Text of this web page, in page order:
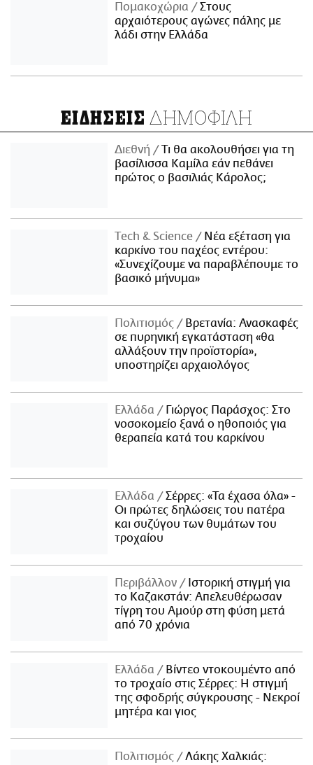
Πομακοχώρια
Στους
αρχαιότερους αγώνες πάλης με
λάδι στην Ελλάδα
ΕΙΔΗΣΕΙΣ ΔΗΜΟΦΙΛΗ
Διεθνή
Τι θα ακολουθήσει για τη
βασίλισσα Καμίλα εάν πεθάνει
πρώτος ο βασιλιάς Κάρολος;
Τech & Science
Νέα εξέταση για
καρκίνο του παχέος εντέρου:
«Συνεχίζουμε να παραβλέπουμε το
βασικό μήνυμα»
Πολιτισμός
Βρετανία: Ανασκαφές
σε πυρηνική εγκατάσταση «θα
αλλάξουν την προϊστορία»,
υποστηρίζει αρχαιολόγος
Ελλάδα
Γιώργος Παράσχος: Στο
νοσοκομείο ξανά ο ηθοποιός για
θεραπεία κατά του καρκίνου
Ελλάδα
Σέρρες: «Τα έχασα όλα» -
Οι πρώτες δηλώσεις του πατέρα
και συζύγου των θυμάτων του
τροχαίου
Περιβάλλον
Ιστορική στιγμή για
το Καζακστάν: Απελευθέρωσαν
τίγρη του Αμούρ στη φύση μετά
από 70 χρόνια
Ελλάδα
Βίντεο ντοκουμέντο από
το τροχαίο στις Σέρρες: Η στιγμή
της σφοδρής σύγκρουσης - Νεκροί
μητέρα και γιος
Πολιτισμός
Λάκης Χαλκιάς: